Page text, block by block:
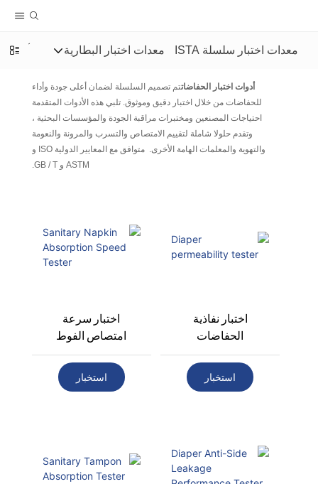
معدات اختبار سلسلة ISTA معدات اختبار البطارية آلة
أدوات اختبار الحفاضاتتم تصميم السلسلة لضمان أعلى جودة وأداء
للحفاضات من خلال اختبار دقيق وموثوق. تلبي هذه الأدوات المتقدمة
احتياجات المصنعين ومختبرات مراقبة الجودة والمؤسسات البحثية ،
وتقدم حلولا شاملة لتقييم الامتصاص والتسرب والمرونة والنعومة
والتهوية والمعلمات الهامة الأخرى. متوافق مع المعايير الدولية ISO و
ASTM و GB / T.
اختبار نفاذية
الحفاضات
استخبار
اختبار سرعة
امتصاص الفوط
الصحية
استخبار